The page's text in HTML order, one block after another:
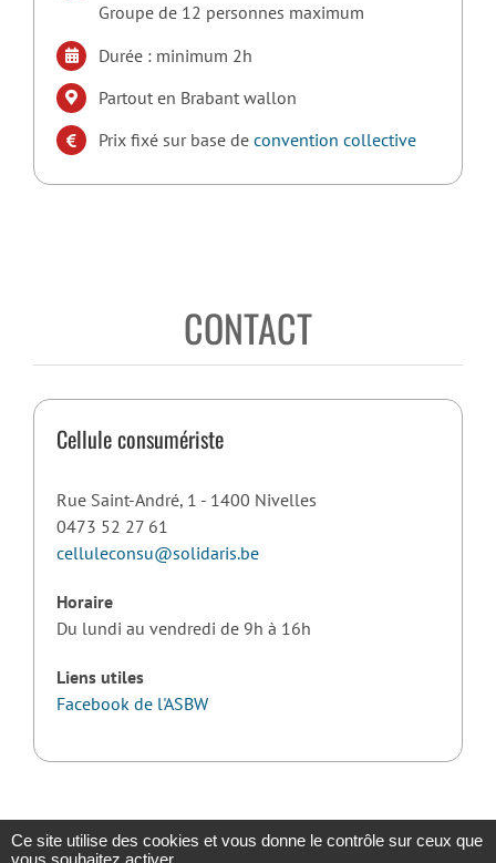
Groupe de 12 personnes maximum
Durée : minimum 2h
Partout en Brabant wallon
Prix fixé sur base deconvention collective
CONTACT
Cellule consumériste
Rue Saint-André, 1 - 1400 Nivelles
0473 52 27 61
celluleconsu@solidaris.be
Horaire
Du lundi au vendredi de 9h à 16h
Liens utiles
Facebook de l'ASBW
Ce site utilise des cookies et vous donne le contrôle sur ceux que
vous souhaitez activer